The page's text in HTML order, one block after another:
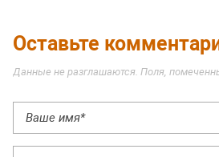
Оставьте
Данные не разглашаются. Поля,